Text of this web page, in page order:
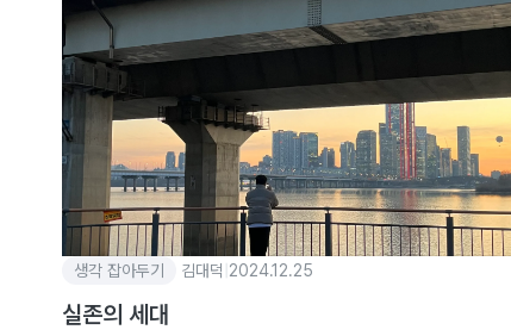
생각 잡아두기 김대덕 2024.12.25
실존의 세대